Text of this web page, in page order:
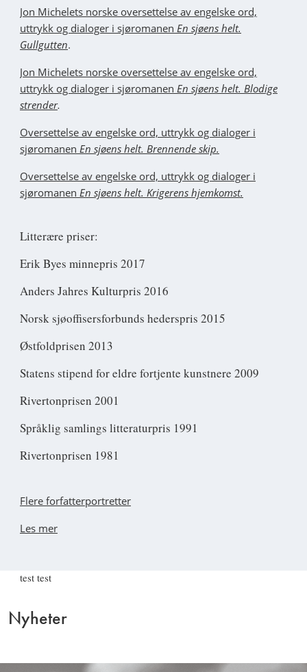
Jon Michelets norske oversettelse av engelske ord,
uttrykk og dialoger i sjøromanen En sjøens helt.
Gullgutten.
Jon Michelets norske oversettelse av engelske ord,
uttrykk og dialoger i sjøromanen En sjøens helt. Blodige
strender.
Oversettelse av engelske ord, uttrykk og dialoger i
sjøromanen En sjøens helt. Brennende skip.
Oversettelse av engelske ord, uttrykk og dialoger i
sjøromanen En sjøens helt. Krigerens hjemkomst.
Litterære priser:
Erik Byes minnepris 2017
Anders Jahres Kulturpris 2016
Norsk sjøoffisersforbunds hederspris 2015
Østfoldprisen 2013
Statens stipend for eldre fortjente kunstnere 2009
Rivertonprisen 2001
Språklig samlings litteraturpris 1991
Rivertonprisen 1981
Flere forfatterportretter
Les mer
test test
Nyheter